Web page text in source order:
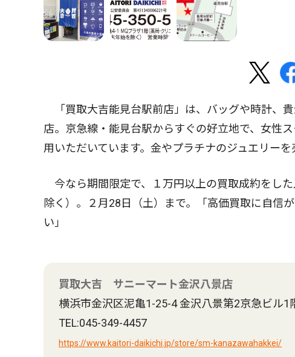
「買取大吉能見台駅前店」は、バッグや時計、
店。京急線・能見台駅からすぐの好立地で、女性
用いただいています。金やプラチナのジュエリー
今なら期間限定で、１万円以上の買取成約をし
除く）。２月28日（土）まで。「高価買取に自信
い」
買取大吉 サニーマート金沢八景店
横浜市金沢区泥亀1-25-4 金沢八景第2京急ビル1
TEL:045-349-4457
https://www.kaitori-daikichi.jp/store/sm-kanazawahakkei/